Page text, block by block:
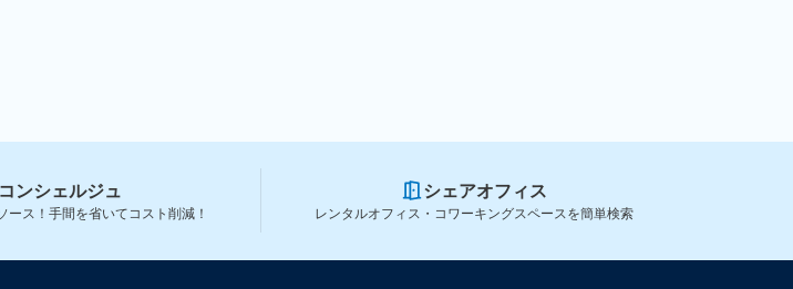
コンシェルジュ
ース！手間を省いてコスト削減！
シェアオフィス
レンタルオフィス・コワーキングスペースを簡単検索